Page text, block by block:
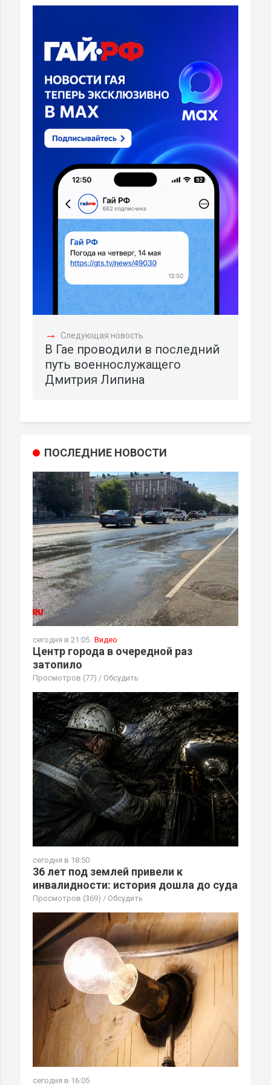
→ Следующая новость:
В Гае проводили в последний
путь военнослужащего
Дмитрия Липина
ПОСЛЕДНИЕ НОВОСТИ
сегодня в 21:05 Видео
Центр города в очередной раз
затопило
Просмотров (77) / Обсудить
сегодня в 18:50
36 лет под землей привели к
инвалидности: история дошла до суда
Просмотров (369) / Обсудить
сегодня в 16:05